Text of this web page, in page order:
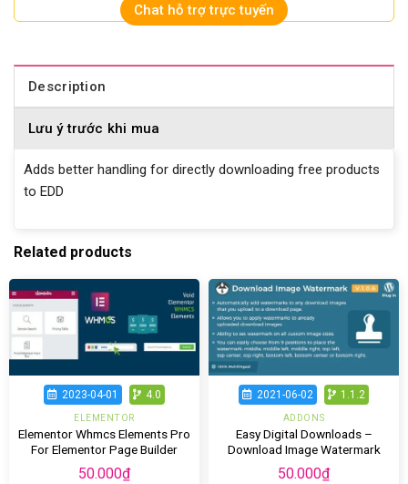
Chat hỗ trợ trực tuyến
Description
Lưu ý trước khi mua
Adds better handling for directly downloading free products
to EDD
Related products
2023-04-01 4.0
ELEMENTOR
Elementor Whmcs Elements Pro
For Elementor Page Builder
50.000₫
2021-06-02 1.1.2
ADDONS
Easy Digital Downloads –
Download Image Watermark
50.000₫